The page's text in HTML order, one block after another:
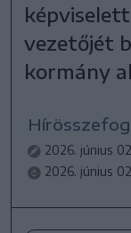
vezetőjét
kormány
2026. június
2026. június